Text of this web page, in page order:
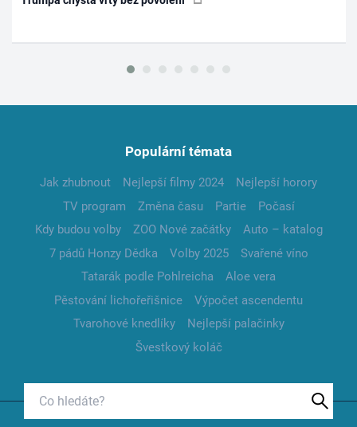
Populární témata
Jak zhubnout Nejlepší filmy 2024
Nejlepší horory
TV program
Změna času Partie
Počasí
Kdy budou volby
ZOO Nové začátky
Auto – katalog
7 pádů Honzy Dědka
Volby 2025
Svařené víno
Tatarák podle Pohlreicha
Aloe vera
Pěstování lichořeřišnice
Výpočet ascendentu
Tvarohové knedlíky
Nejlepší palačinky
Švestkový koláč